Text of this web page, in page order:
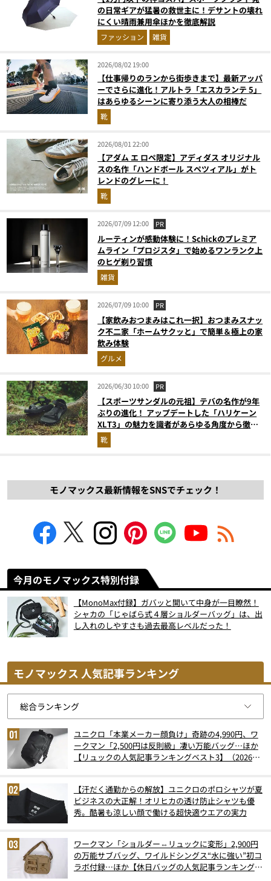
の日常ギアが猛暑の救世主に！デサントの壊れ
にくい晴雨兼用傘ほかを徹底解説
ファッション 雑貨
2026/08/02 19:00
【仕事帰りのランから街歩きまで】最新アッパ
ーでさらに進化！アルトラ「エスカランテ 5」
はあらゆるシーンに寄り添う大人の相棒だ
靴
2026/08/01 22:00
【アダム エ ロペ限定】アディダス オリジナル
スの名作「ハンドボール スペツィアル」がト
レンドのグレーに！
靴
2026/07/09 12:00 PR
ルーティンが感動体験に！Schickのプレミア
ムライン「プロジスタ」で始めるワンランク上
のヒゲ剃り習慣
雑貨
2026/07/09 10:00 PR
【家飲みおつまみはこれ一択】おつまみスナッ
ク不二家「ホームサクッと」で簡単＆極上の家
飲み体験
グルメ
2026/06/30 10:00 PR
【スポーツサンダルの元祖】テバの名作が9年
ぶりの進化！ アップデートした「ハリケーン
XLT3」の魅力を識者があらゆる角度から徹底
解説！
靴
モノマックス最新情報をSNSでチェック！
今月のモノマックス特別付録
【MonoMax付録】ガバッと開いて中身が一目瞭然！
シャカの「じゃばら式４層ショルダーバッグ」は、出
し入れのしやすさも過去最高レベルだった！
モノマックス 人気記事ランキング
ユニクロ「本業メーカー顔負け」奇跡の4,990円、ワ
ークマン「2,500円は反則級」凄い万能バッグ…ほか
【リュックの人気記事ランキングベスト3】（2026年
【汗だく通勤からの解放】ユニクロのポロシャツが夏
ビジネスの大正解！オリヒカの透け防止シャツも優
秀。酷暑も涼しい顔で働ける超快適ウエアの実力
ワークマン「ショルダー⇔リュックに変形」2,900円
の万能サブバッグ、ワイルドシングス“水に強い”初コ
ラボ付録…ほか【休日バッグの人気記事ランキングベ